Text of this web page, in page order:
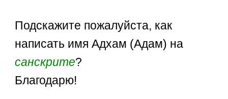
Подскажите пожалуйста, как
написать имя Адхам (Адам) на
санскрите?
Благодарю!